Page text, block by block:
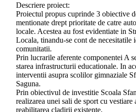
Descriere proiect:
Proiectul propus cuprinde 3 obiective
mentionate drept prioritate de catre
locale. Acestea au fost evidentiate in
Locala, tinandu-se cont de necesitatile
comunitatii.
Prin lucrarile aferente componentei A
starea infrastructurii educationale. In
interventii asupra scolilor gimnaziale
Saguna.
Prin obiectivul de investitie Scoala
realizarea unei sali de sport cu vestiare
reabilitarea cladirii existente.